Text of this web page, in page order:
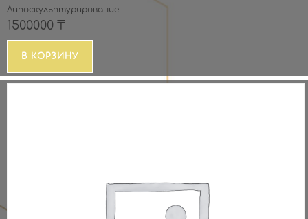
Липоскульптурирование
1500000 ₸
В КОРЗИНУ